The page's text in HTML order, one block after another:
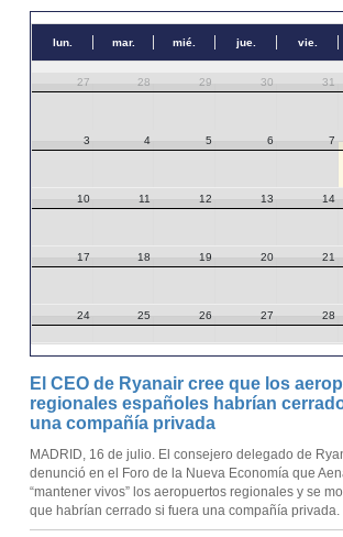
lun. mar. mié. jue. vie.
27 28 29 30 31
3 4 5 6 7
10 11 12 13 14
17 18 19 20 21
24 25 26 27 28
El CEO de Ryanair cree que los
regionales españoles habrían
una compañía privada
MADRID, 16 de julio. El consejero delegado de
denunció en el Foro de la Nueva Economía que
“mantener vivos” los aeropuertos regionales y se
que habrían cerrado si fuera una compañía privada.